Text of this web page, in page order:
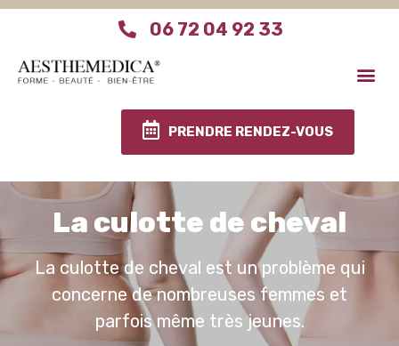
06 72 04 92 33
PRENDRE RENDEZ-VOUS
La culotte de cheval
La culotte de cheval est un problème qui
concerne de nombreuses femmes et
parfois même très jeunes.